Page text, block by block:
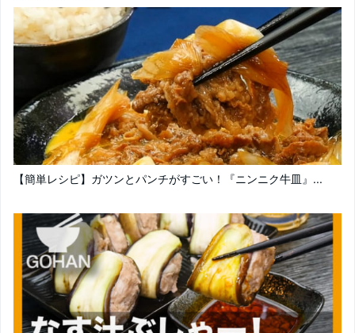
【簡単レシピ】ガツンとパンチがすごい！『ニンニク牛皿』...